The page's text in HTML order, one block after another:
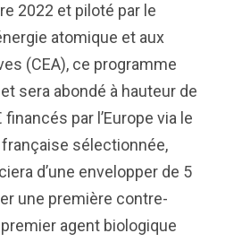
2022 et piloté par le
atomique et aux
(CEA), ce programme
sera abondé à hauteur de
par l’Europe via le
française sélectionnée,
d’une envelopper de 5
une première contre-
agent biologique